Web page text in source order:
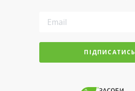
ПІДПИСАТИСЬ